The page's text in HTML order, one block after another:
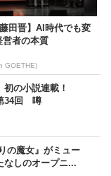
藤田晋】AI時代でも変
営者の本質
GOETHE)
の小説連載！
34回 噂
の魔女』がミュー
なしのオープニ...